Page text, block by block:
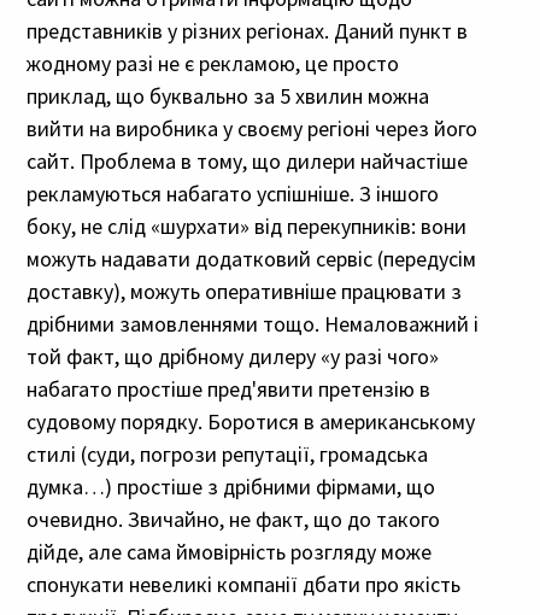
представників у різних регіонах. Даний пункт в
жодному разі не є рекламою, це просто
приклад, що буквально за 5 хвилин можна
вийти на виробника у своєму регіоні через його
сайт. Проблема в тому, що дилери найчастіше
рекламуються набагато успішніше. З іншого
боку, не слід «шурхати» від перекупників: вони
можуть надавати додатковий сервіс (передусім
доставку), можуть оперативніше працювати з
дрібними замовленнями тощо. Немаловажний і
той факт, що дрібному дилеру «у разі чого»
набагато простіше пред'явити претензію в
судовому порядку. Боротися в американському
стилі (суди, погрози репутації, громадська
думка…) простіше з дрібними фірмами, що
очевидно. Звичайно, не факт, що до такого
дійде, але сама ймовірність розгляду може
спонукати невеликі компанії дбати про якість